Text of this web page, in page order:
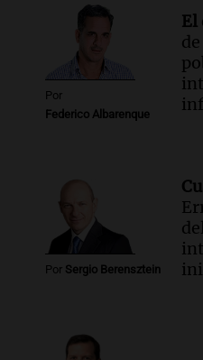
Por
Federico Albarenque
El
Por Sergio Berensztein